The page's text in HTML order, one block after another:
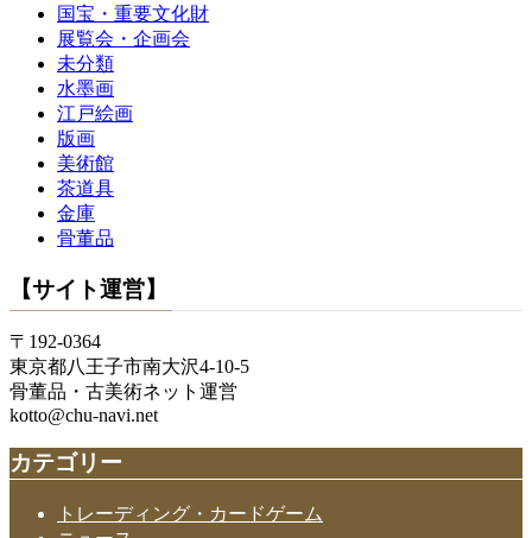
国宝・重要文化財
展覧会・企画会
未分類
水墨画
江戸絵画
版画
美術館
茶道具
金庫
骨董品
【サイト運営】
〒192-0364
東京都八王子市南大沢4-10-5
骨董品・古美術ネット運営
kotto@chu-navi.net
カテゴリー
トレーディング・カードゲーム